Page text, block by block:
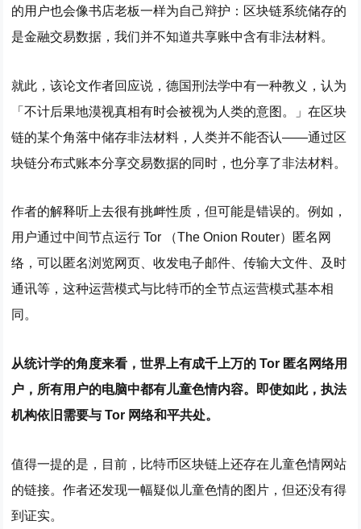
的用户也会像书店老板一样为自己辩护：区块链系统储存的
是金融交易数据，我们并不知道共享账中含有非法材料。
就此，该论文作者回应说，德国刑法学中有一种教义，认为
「不计后果地漠视真相有时会被视为人类的意图。」在区块
链的某个角落中储存非法材料，人类并不能否认——通过区
块链分布式账本分享交易数据的同时，也分享了非法材料。
作者的解释听上去很有挑衅性质，但可能是错误的。例如，
用户通过中间节点运行 Tor （The Onion Router）匿名网
络，可以匿名浏览网页、收发电子邮件、传输大文件、及时
通讯等，这种运营模式与比特币的全节点运营模式基本相
同。
从统计学的角度来看，世界上有成千上万的 Tor 匿名网络用
户，所有用户的电脑中都有儿童色情内容。即使如此，执法
机构依旧需要与 Tor 网络和平共处。
值得一提的是，目前，比特币区块链上还存在儿童色情网站
的链接。作者还发现一幅疑似儿童色情的图片，但还没有得
到证实。